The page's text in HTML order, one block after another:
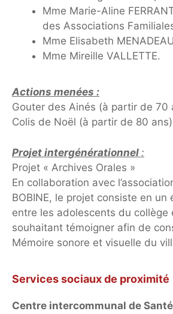
Mme Marie-Aline
des Associations
Mme Elisabeth
Mme Mireille VALLETTE.
Actions menées :
Gouter des Ainés (à partir de 70
Colis de Noël (à partir de 80 ans)
Projet intergénérationnel :
Projet « Archives Orales »
En collaboration avec
BOBINE, le projet consiste en un
entre les adolescents du collège
souhaitant témoigner afin de
Mémoire sonore et visuelle du
Services sociaux de proximité
Centre intercommunal de